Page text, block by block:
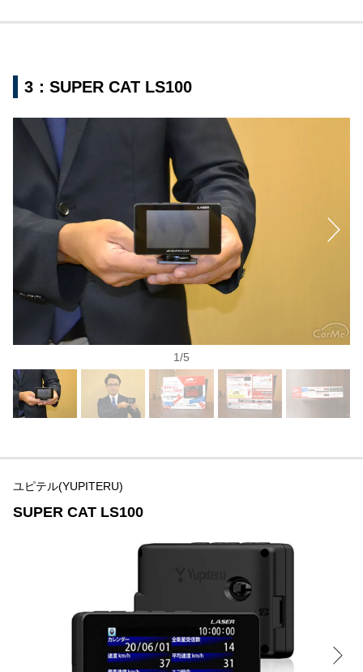
3：SUPER CAT LS100
1/5
ユピテル(YUPITERU)
SUPER CAT LS100